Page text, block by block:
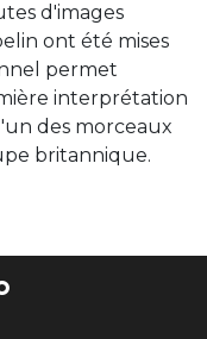
d'images
ont été mises
permet
interprétation
des morceaux
britannique.